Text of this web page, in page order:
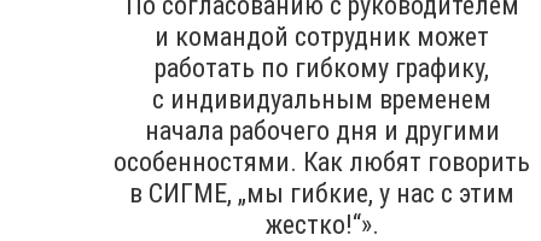
и командой сотрудник может
работать по гибкому графику,
с индивидуальным временем
начала рабочего дня и другими
особенностями. Как любят говорить
в СИГМЕ, „мы гибкие, у нас с этим
жестко!“».